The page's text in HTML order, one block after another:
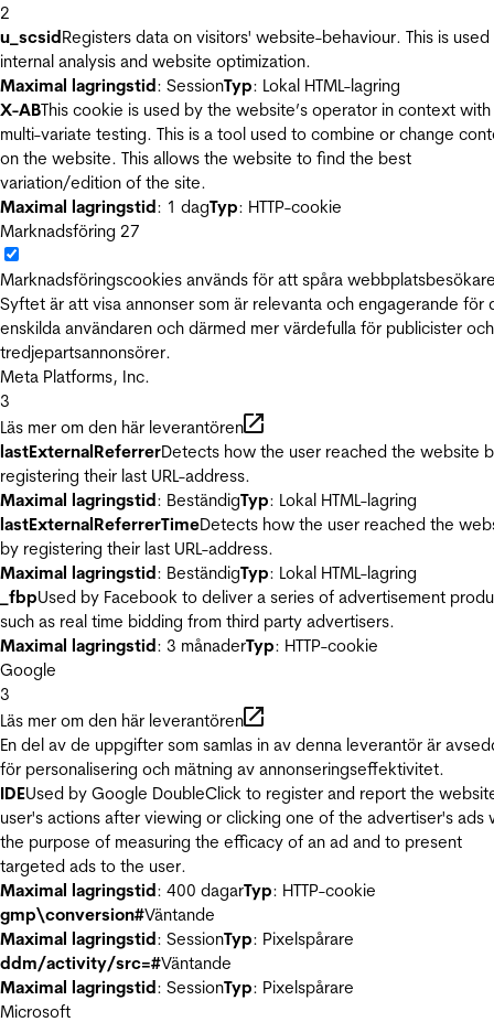
2
u_scsidRegisters data on visitors' website-behaviour. This is
internal analysis and website optimization.
Maximal lagringstid: SessionTyp: Lokal HTML-lagring
X-ABThis cookie is used by the website’s operator in context with
multi-variate testing. This is a tool used to combine or change
on the website. This allows the website to find the best
variation/edition of the site.
Maximal lagringstid: 1 dagTyp: HTTP-cookie
Marknadsföring 27
Marknadsföringscookies används för att spåra
Syftet är att visa annonser som är relevanta och engagerande för
enskilda användaren och därmed mer värdefulla för publicister och
tredjepartsannonsörer.
Meta Platforms, Inc.
3
Läs mer om den här leverantören
lastExternalReferrerDetects how the user reached the website
registering their last URL-address.
Maximal lagringstid: BeständigTyp: Lokal HTML-lagring
lastExternalReferrerTimeDetects how the user reached the
by registering their last URL-address.
Maximal lagringstid: BeständigTyp: Lokal HTML-lagring
_fbpUsed by Facebook to deliver a series of advertisement
such as real time bidding from third party advertisers.
Maximal lagringstid: 3 månaderTyp: HTTP-cookie
Google
3
Läs mer om den här leverantören
En del av de uppgifter som samlas in av denna leverantör är
för personalisering och mätning av annonseringseffektivitet.
IDEUsed by Google DoubleClick to register and report the
user's actions after viewing or clicking one of the advertiser's ads
the purpose of measuring the efficacy of an ad and to present
targeted ads to the user.
Maximal lagringstid: 400 dagarTyp: HTTP-cookie
gmp\conversion#Väntande
Maximal lagringstid: SessionTyp: Pixelspårare
ddm/activity/src=#Väntande
Maximal lagringstid: SessionTyp: Pixelspårare
Microsoft